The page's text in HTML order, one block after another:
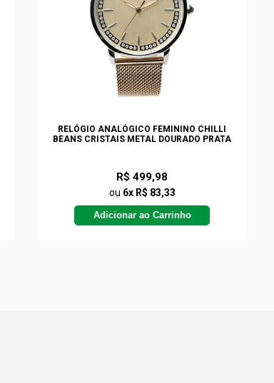
RELÓGIO ANALÓGICO FEMININO CHILLI
BEANS CRISTAIS METAL DOURADO PRATA
R$ 499,98
ou 6x R$ 83,33
Adicionar ao Carrinho